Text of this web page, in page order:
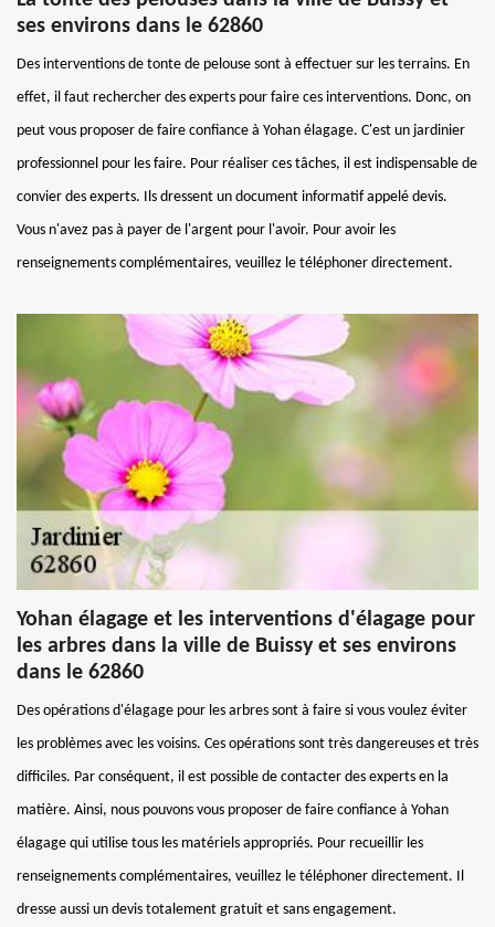
ses environs dans le 62860
Des interventions de tonte de pelouse sont à effectuer sur les terrains. En
effet, il faut rechercher des experts pour faire ces interventions. Donc, on
peut vous proposer de faire confiance à Yohan élagage. C'est un jardinier
professionnel pour les faire. Pour réaliser ces tâches, il est indispensable de
convier des experts. Ils dressent un document informatif appelé devis.
Vous n'avez pas à payer de l'argent pour l'avoir. Pour avoir les
renseignements complémentaires, veuillez le téléphoner directement.
Yohan élagage et les interventions d'élagage pour
les arbres dans la ville de Buissy et ses environs
dans le 62860
Des opérations d'élagage pour les arbres sont à faire si vous voulez éviter
les problèmes avec les voisins. Ces opérations sont très dangereuses et très
difficiles. Par conséquent, il est possible de contacter des experts en la
matière. Ainsi, nous pouvons vous proposer de faire confiance à Yohan
élagage qui utilise tous les matériels appropriés. Pour recueillir les
renseignements complémentaires, veuillez le téléphoner directement. Il
dresse aussi un devis totalement gratuit et sans engagement.